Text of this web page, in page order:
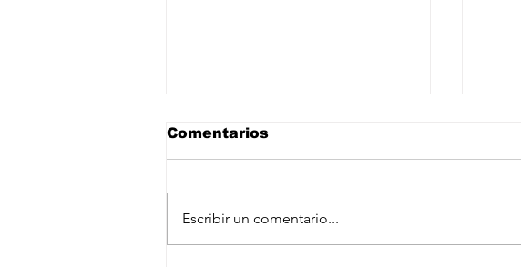
Comentarios
Escribir un comentario...